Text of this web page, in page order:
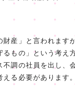
産」と言われます
もの」という考え
不調の社員を出し、
える必要があります